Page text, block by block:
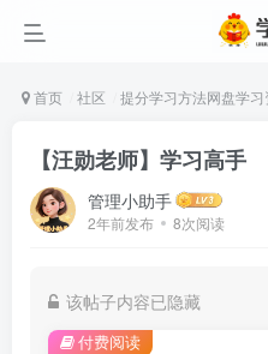
首页 社区 提分学习方法网盘学习
【汪勋老师】学习高手
管理小助手
2年前发布 8次阅读
该帖子内容已隐藏
付费阅读